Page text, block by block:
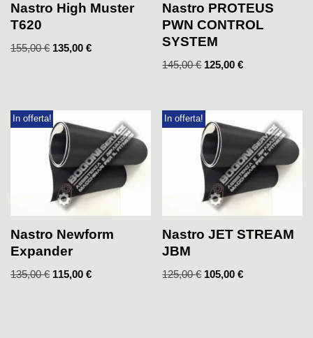
Nastro High Muster
T620
155,00€ 135,00 €
Nastro PROTEUS
PWN CONTROL
SYSTEM
145,00€ 125,00€
In offerta!
Nastro Newform
Expander
135,00€ 115,00 €
In offerta!
Nastro JET STREAM
JBM
125,00€ 105,00€